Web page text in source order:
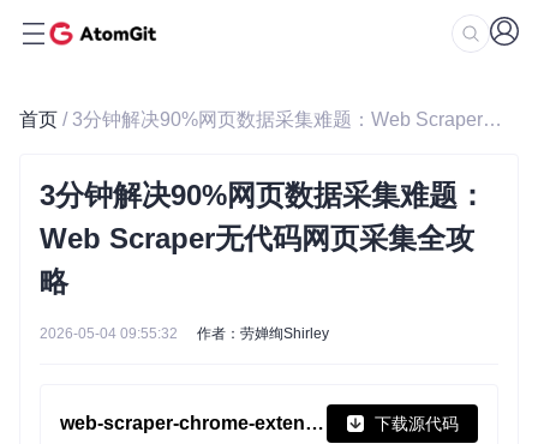
首页 / 3分钟解决90%网页数据采集难题：Web Scraper无代码网页采集全攻略
3分钟解决90%网页数据采集难题：
Web Scraper无代码网页采集全攻
略
2026-05-04 09:55:32 作者：劳婵绚Shirley
web-scraper-chrome-extension 下载源代码